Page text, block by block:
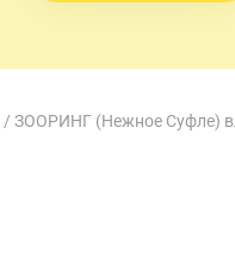
/ ЗООРИНГ (Нежное Суфле)